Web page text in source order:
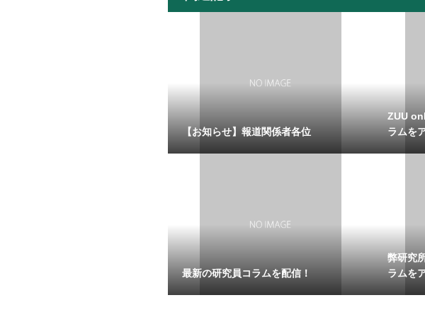
【お知らせ】報道関係者各位
ZUU
ラムを
最新の研究員コラムを配信！
弊研究
ラムを